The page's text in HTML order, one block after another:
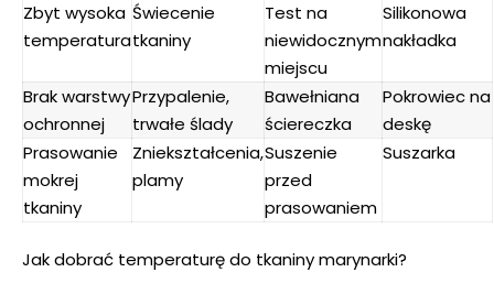
Zbyt wysoka
temperatura
Świecenie
tkaniny
Test na
niewidocznym
miejscu
Silikonowa
nakładka
Brak warstwy
ochronnej
Przypalenie,
trwałe ślady
Bawełniana
ściereczka
Pokrowiec na
deskę
Prasowanie
mokrej
tkaniny
Zniekształcenia,
plamy
Suszenie
przed
prasowaniem
Suszarka
Jak dobrać temperaturę do tkaniny marynarki?